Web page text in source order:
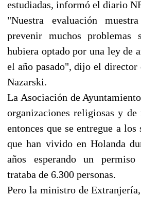
estudiadas, informó el diario
"Nuestra evaluación
prevenir muchos problemas
hubiera optado por una ley de
el año pasado", dijo el director
Nazarski.
La Asociación de
organizaciones religiosas y
entonces que se entregue a
que han vivido en Holanda
años esperando un
trataba de 6.300 personas.
Pero la ministro de